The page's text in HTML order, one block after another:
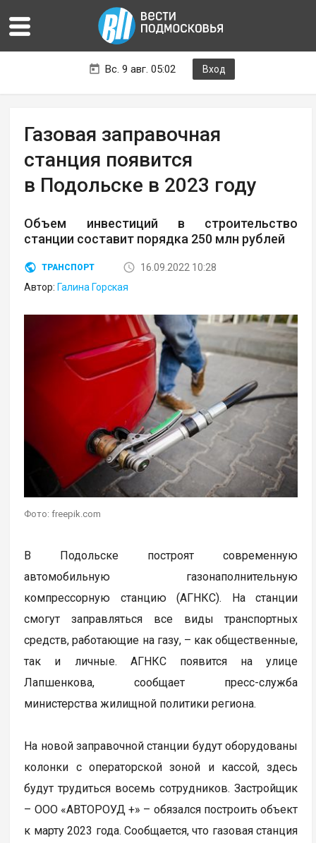
Вс. 9 авг. 05:02 Вход
Газовая заправочная
станция появится
в Подольске в 2023 году
Объем инвестиций в строительство
станции составит порядка 250 млн рублей
ТРАНСПОРТ
16.09.2022 10:28
Автор: Галина Горская
Фото: freepik.com
В Подольске построят современную
автомобильную газонаполнительную
компрессорную станцию (АГНКС). На станции
смогут заправляться все виды транспортных
средств, работающие на газу, – как общественные,
так и личные. АГНКС появится на улице
Лапшенкова, сообщает пресс-служба
министерства жилищной политики региона.
На новой заправочной станции будут оборудованы
колонки c операторской зоной и кассой, здесь
будут трудиться восемь сотрудников. Застройщик
– ООО «АВТОРОУД +» – обязался построить объект
к марту 2023 года. Сообщается, что газовая станция